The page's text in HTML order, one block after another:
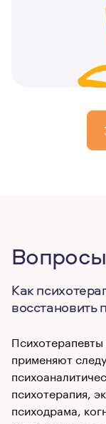
Как
восстановить
применяют
психотерапия,
психодрама,